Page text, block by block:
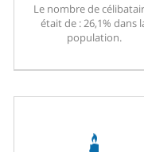
Le nombre de
était de : 26,1% dans
population.